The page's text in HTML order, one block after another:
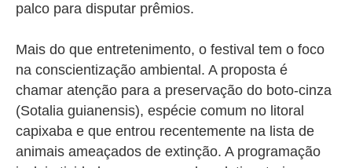
palco para disputar prêmios.
Mais do que entretenimento, o festival tem o foco
na conscientização ambiental. A proposta é
chamar atenção para a preservação do boto-cinza
(Sotalia guianensis), espécie comum no litoral
capixaba e que entrou recentemente na lista de
animais ameaçados de extinção. A programação